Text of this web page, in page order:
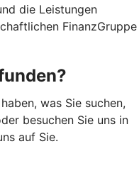
die Leistungen
FinanzGruppe
was Sie suchen,
besuchen Sie uns in
auf Sie.